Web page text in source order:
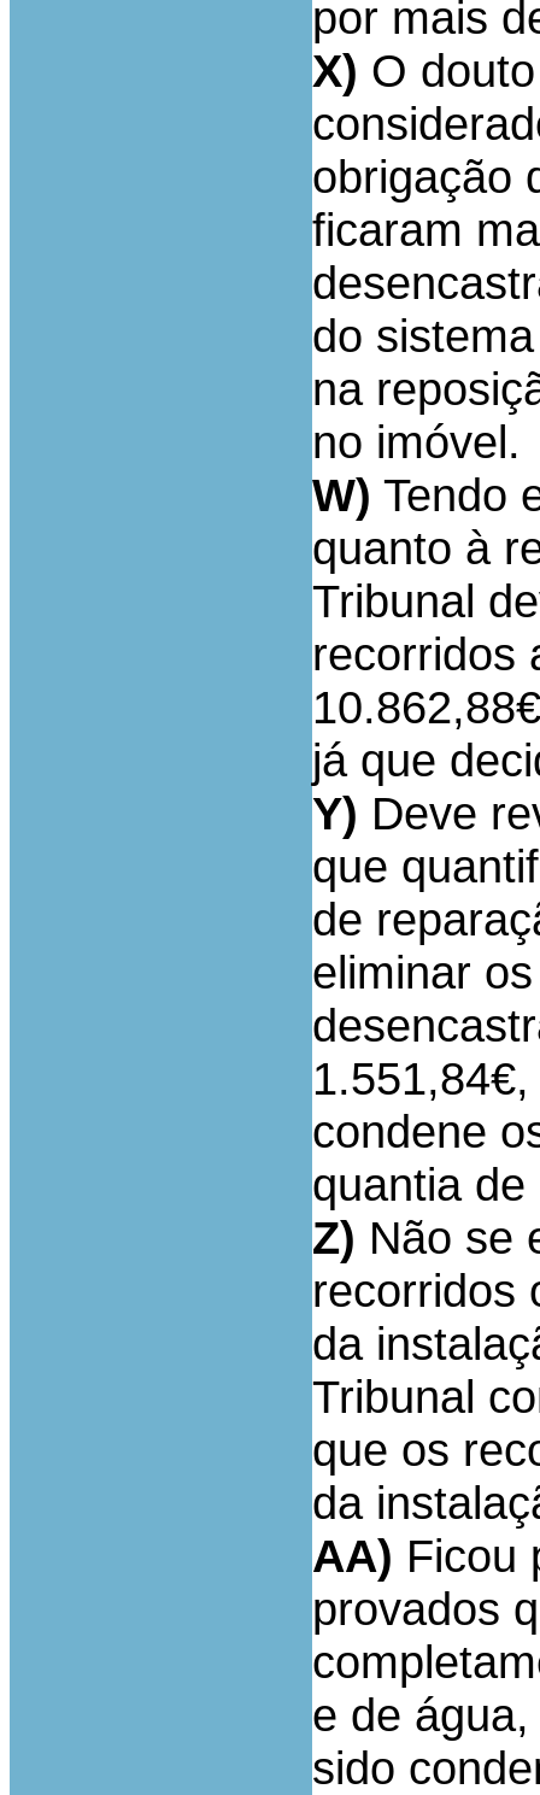
por mais
X) O
obrigação
ficaram
do
na
no imóvel.
W) Tendo
quanto à
Tribunal
recorridos
já que
Y) Deve
que
de
eliminar
condene
quantia
Z) Não se
recorridos
da
Tribunal
que os
da
AA) Ficou
provados
e de
sido